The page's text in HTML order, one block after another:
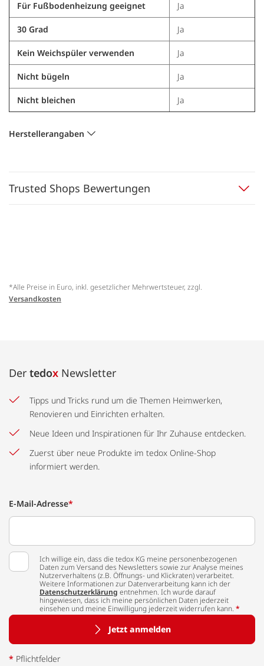
Für Fußbodenheizung geeignet Ja
30 Grad Ja
Kein Weichspüler verwenden Ja
Nicht bügeln Ja
Nicht bleichen Ja
Herstellerangaben
Trusted Shops Bewertungen
*Alle Preise in Euro, inkl. gesetzlicher Mehrwertsteuer, zzgl.
Versandkosten
Der tedox Newsletter
Tipps und Tricks rund um die Themen Heimwerken,
Renovieren und Einrichten erhalten.
Neue Ideen und Inspirationen für Ihr Zuhause entdecken.
Zuerst über neue Produkte im tedox Online-Shop
informiert werden.
E-Mail-Adresse*
Ich willige ein, dass die tedox KG meine personenbezogenen
Daten zum Versand des Newsletters sowie zur Analyse meines
Nutzerverhaltens (z.B. Öffnungs- und Klickraten) verarbeitet.
Weitere Informationen zur Datenverarbeitung kann ich der
Datenschutzerklärung entnehmen. Ich wurde darauf
hingewiesen, dass ich meine persönlichen Daten jederzeit
einsehen und meine Einwilligung jederzeit widerrufen kann. *
Jetzt anmelden
* Pflichtfelder